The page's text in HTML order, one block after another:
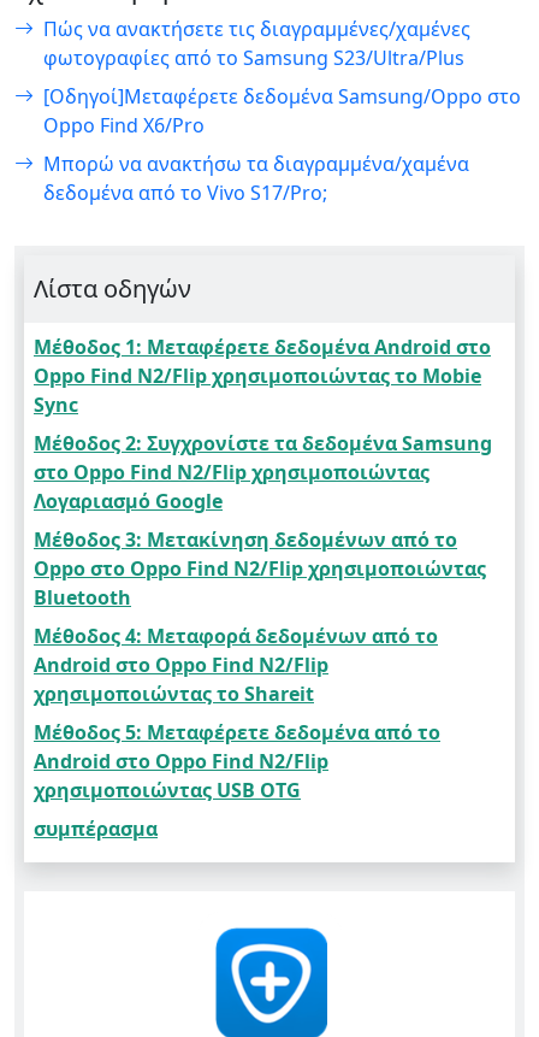
Λίστα οδηγών
Μέθοδος 1: Μεταφέρετε δεδομένα Android στο
Oppo Find N2/Flip χρησιμοποιώντας το Mobie
Sync
Μέθοδος 2: Συγχρονίστε τα δεδομένα Samsung
στο Oppo Find N2/Flip χρησιμοποιώντας
Λογαριασμό Google
Μέθοδος 3: Μετακίνηση δεδομένων από το
Oppo στο Oppo Find N2/Flip χρησιμοποιώντας
Bluetooth
Μέθοδος 4: Μεταφορά δεδομένων από το
Android στο Oppo Find N2/Flip
χρησιμοποιώντας το Shareit
Μέθοδος 5: Μεταφέρετε δεδομένα από το
Android στο Oppo Find N2/Flip
χρησιμοποιώντας USB OTG
συμπέρασμα
Πώς να ανακτήσετε τις διαγραμμένες/χαμένες
φωτογραφίες από το Samsung S23/Ultra/Plus
[Οδηγοί]Μεταφέρετε δεδομένα Samsung/Oppo στο
Oppo Find X6/Pro
Μπορώ να ανακτήσω τα διαγραμμένα/χαμένα
δεδομένα από το Vivo S17/Pro;